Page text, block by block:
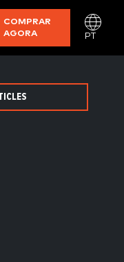
COMPRAR
AGORA
PT